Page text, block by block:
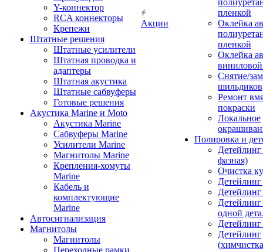
Y-коннектор
RCA коннекторы
Крепежи
Штатные решения
Штатные усилители
Штатная проводка и
адаптеры
Штатная акустика
Штатные сабвуферы
Готовые решения
Акустика Marine и Moto
Акустика Marine
Сабвуферы Marine
Усилители Marine
Магнитолы Marine
Крепления-хомуты
Marine
Кабель и
комплектующие
Marine
Автосигнализация
Магнитолы
Магнитолы
Переходные рамки
Акции
пленкой
Оклейка
пленкой
Оклейка
Снятие/
шильдиков
Ремонт
покраски
Локальное
Полировка и
фазная)
Очистка
Детейлинг
одной
Детейлинг